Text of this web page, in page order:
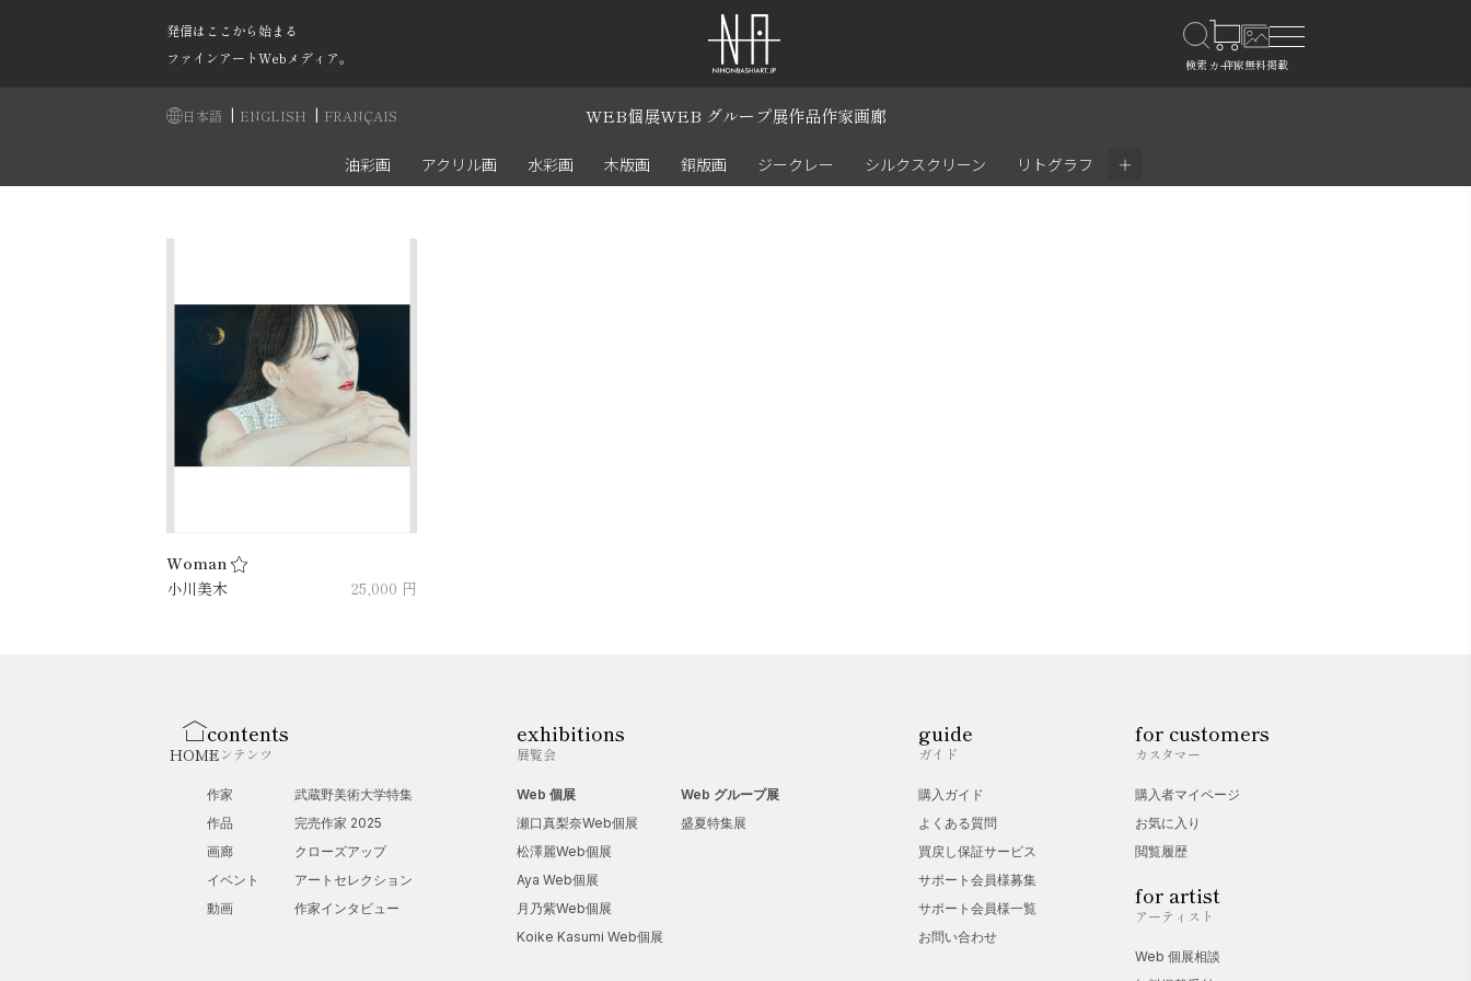
発信はここから始まる
ファインアートWebメディア。
日本語 | ENGLISH | FRANÇAIS WEB個展WEB グループ展作品作家画廊
油彩画 アクリル画 水彩画 木版画 銅版画 ジークレー シルクスクリーン リトグラフ ＋
Woman
小川美木
25,000 円
HOME
contents
コンテンツ
作家
作品
画廊
イベント
動画
武蔵野美術大学特集
完売作家 2025
クローズアップ
アートセレクション
作家インタビュー
exhibitions
展覧会
Web 個展
瀬口真梨奈Web個展
松澤麗Web個展
Aya Web個展
月乃紫Web個展
Koike Kasumi Web個展
Web グループ展
盛夏特集展
guide
ガイド
購入ガイド
よくある質問
買戻し保証サービス
サポート会員様募集
サポート会員様一覧
お問い合わせ
for customers
カスタマー
購入者マイページ
お気に入り
閲覧履歴
for artist
アーティスト
Web 個展相談